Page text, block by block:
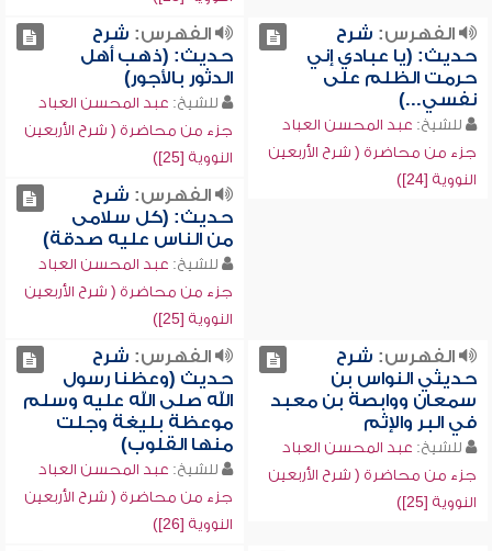
الفهرس: شرح
حديث: (يا عبادي إني
حرمت الظلم على
نفسي...)
للشيخ: عبد المحسن العباد
جزء من محاضرة ( شرح الأربعين
النووية [24])
الفهرس: شرح
حديث: (ذهب أهل
الدثور بالأجور)
للشيخ: عبد المحسن العباد
جزء من محاضرة ( شرح الأربعين
النووية [25])
الفهرس: شرح
حديث: (كل سلامى
من الناس عليه صدقة)
للشيخ: عبد المحسن العباد
جزء من محاضرة ( شرح الأربعين
النووية [25])
الفهرس: شرح
حديثي النواس بن
سمعان ووابصة بن معبد
في البر والإثم
للشيخ: عبد المحسن العباد
جزء من محاضرة ( شرح الأربعين
النووية [25])
الفهرس: شرح
حديث (وعظنا رسول
الله صلى الله عليه وسلم
موعظة بليغة وجلت
منها القلوب)
للشيخ: عبد المحسن العباد
جزء من محاضرة ( شرح الأربعين
النووية [26])